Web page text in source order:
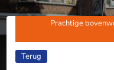
Prachtige
Terug